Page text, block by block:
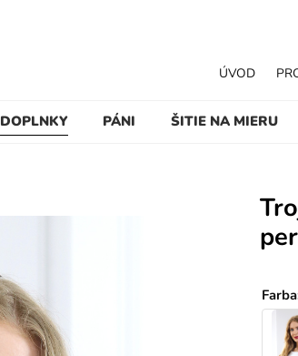
DOPLNKY PÁNI ŠITIE NA MIERU
ÚVOD
Farba